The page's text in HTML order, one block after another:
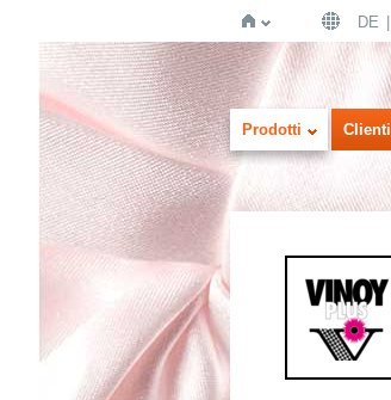
Home
DE
Prodotti Clienti